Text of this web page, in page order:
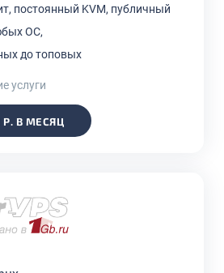
постоянный KVM, публичный
ОС,
до топовых
услуги
Р. В МЕСЯЦ